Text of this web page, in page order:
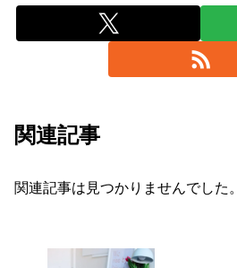
関連記事
関連記事は見つかりませんでした。